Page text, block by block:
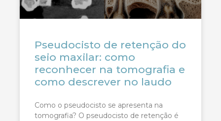
Pseudocisto de retenção do
seio maxilar: como
reconhecer na tomografia e
como descrever no laudo
Como o pseudocisto se apresenta na
tomografia? O pseudocisto de retenção é